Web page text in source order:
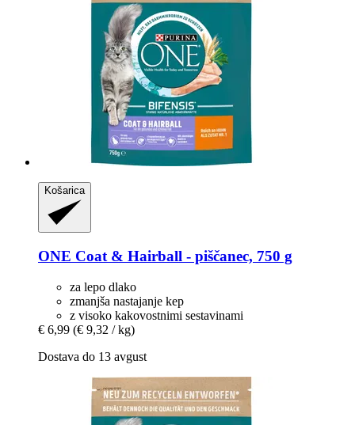
Košarica
ONE Coat & Hairball -​ piščanec, 750 g
za lepo dlako
zmanjša nastajanje kep
z visoko kakovostnimi sestavinami
€ 6,99 (€ 9,32 / kg)
Dostava do 13 avgust